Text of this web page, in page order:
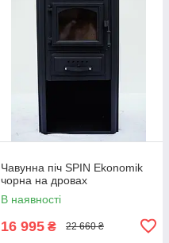
Чавунна піч SPIN Ekonomik
чорна на дровах
В наявності
16 995 ₴ 22 660 ₴